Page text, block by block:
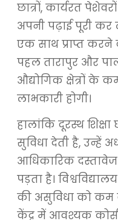
छात्रों, कार्यरत
अपनी पढ़ाई पूरी कर
एक साथ प्राप्त करने
पहल तारापुर और
औद्योगिक क्षेत्रों के
लाभकारी होगी।
हालांकि दूरस्थ
सुविधा देती है, उन्हें
आधिकारिक
पड़ता है।
की असुविधा को
केंद्र में आवश्यक कोर्स